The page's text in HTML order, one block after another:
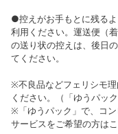
●控えがお手もとに残る
利用ください。運送便（
の送り状の控えは、後日
てください。
※不良品などフェリシモ
ください。（「ゆうパッ
※「ゆうパック」で、コ
サービスをご希望の方は